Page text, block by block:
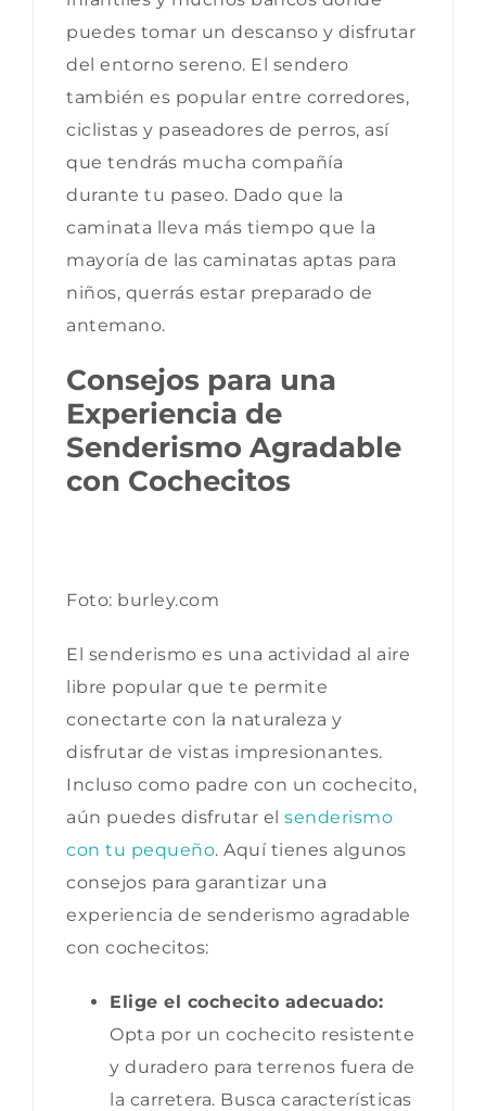
puedes tomar un descanso y disfrutar
del entorno sereno. El sendero
también es popular entre corredores,
ciclistas y paseadores de perros, así
que tendrás mucha compañía
durante tu paseo. Dado que la
caminata lleva más tiempo que la
mayoría de las caminatas aptas para
niños, querrás estar preparado de
antemano.
Consejos para una
Experiencia de
Senderismo Agradable
con Cochecitos
Foto: burley.com
El senderismo es una actividad al aire
libre popular que te permite
conectarte con la naturaleza y
disfrutar de vistas impresionantes.
Incluso como padre con un cochecito,
aún puedes disfrutar el senderismo
con tu pequeño. Aquí tienes algunos
consejos para garantizar una
experiencia de senderismo agradable
con cochecitos:
Elige el cochecito adecuado:
Opta por un cochecito resistente
y duradero para terrenos fuera de
la carretera. Busca características